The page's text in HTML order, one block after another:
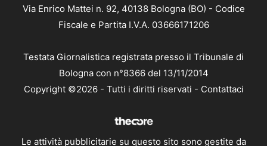
Via Enrico Mattei n. 92, 40138 Bologna (BO) - Codice
Fiscale e Partita I.V.A. 03666171206
Testata Giornalistica registrata presso il Tribunale di
Bologna con n°8366 del 13/11/2014
Copyright ©2026 - Tutti i diritti riservati - Contattaci
Le attività pubblicitarie su questo sito sono gestite da